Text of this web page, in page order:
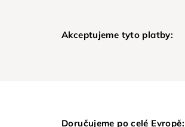
Akceptujeme tyto platby:
Doručujeme po celé Evropě: